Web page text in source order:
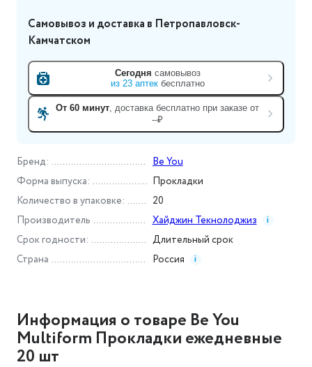
Бренд :
Be You
Форма выпуска :
Прокладки
Количество в упаковке :
20
Производитель
Хайджин Текнолоджиз i
Срок годности :
Длительный срок
Страна
Россия i
Самовывоз и доставка в Петропавловск-
Камчатском
Сегодня самовывоз
из 23 аптекбесплатно
От 60 минут , доставка бесплатно при заказе от
--₽
Информация о товаре Be You
Multiform Прокладки ежедневные
20 шт